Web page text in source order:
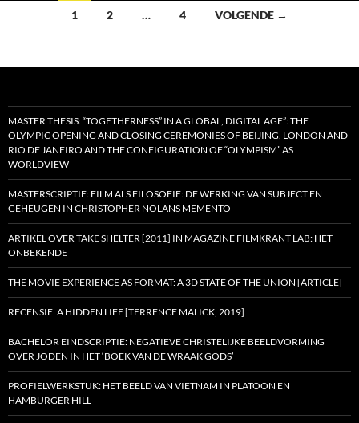
Berichten
1 2 … 4 VOLGENDE →
MASTER THESIS: “TOGETHERNESS” IN A GLOBAL, DIGITAL AGE”: THE
OLYMPIC OPENING AND CLOSING CEREMONIES OF BEIJING, LONDON AND
RIO DE JANEIRO AND THE CONFIGURATION OF “OLYMPISM” AS
WORLDVIEW
MASTERSCRIPTIE: FILM ALS FILOSOFIE: DE WERKING VAN SUBJECT EN
GEHEUGEN IN CHRISTOPHER NOLANS MEMENTO
ARTIKEL OVER TAKE SHELTER [2011] IN MAGAZINE FILMKRANT LAB: HET
ONBEKENDE
THE MOVIE EXPERIENCE AS FORMAT: A 3D STATE OF THE UNION [ARTICLE]
RECENSIE: A HIDDEN LIFE [TERRENCE MALICK, 2019]
BACHELOR EINDSCRIPTIE: NEGATIEVE CHRISTELIJKE BEELDVORMING
OVER JODEN IN HET ‘BOEK VAN DE WRAAK GODS’
PROFIELWERKSTUK: HET BEELD VAN VIETNAM IN PLATOON EN
HAMBURGER HILL